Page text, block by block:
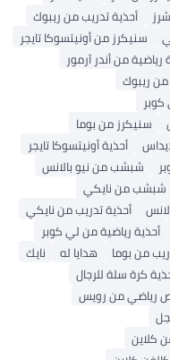
أحذية تدريب من ريبوك
سنيكرز من أونيتسوكا تايجر
رياضية من أندر آرمور
ريبوك
سنيكرز من بوما
أحذية أونيتسوكا تايجر
شبشب من نيو بالانس
شبشب من نايكي
أحذية تدريب من نايكي
أحذية رياضية من لي كوبر
من بوما هدايا له
نايك
كرة سلة للرجال
رياضي من رويس
كلاين